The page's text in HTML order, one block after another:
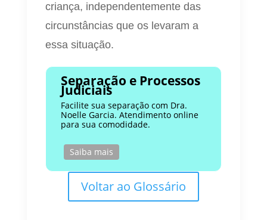
criança, independentemente das
circunstâncias que os levaram a
essa situação.
Separação e Processos
Judiciais
Facilite sua separação com Dra.
Noelle Garcia. Atendimento online
para sua comodidade.
Saiba mais
Voltar ao Glossário